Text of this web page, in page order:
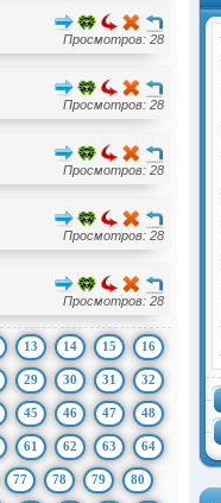
Просмотров: 28
Просмотров: 28
Просмотров: 28
Просмотров: 28
Просмотров: 28
13 14 15 16
29 30 31 32
45 46 47 48
61 62 63 64
77 78 79 80